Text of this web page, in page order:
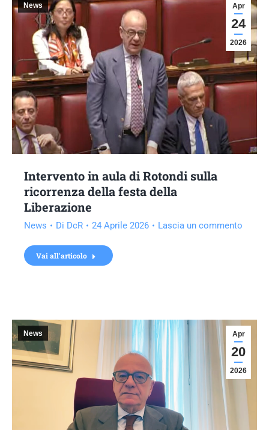
Apr
24
2026
News
Intervento in aula di Rotondi sulla
ricorrenza della festa della
Liberazione
News Di DcR 24 Aprile 2026 Lascia un commento
Vai all'articolo
Apr
20
2026
News